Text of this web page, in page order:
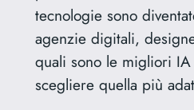
tecnologie sono
agenzie digitali,
quali sono le migliori
scegliere quella più